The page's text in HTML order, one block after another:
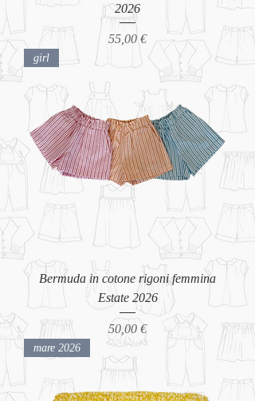
2026
Prezzo
55,00 €
girl
Bermuda in cotone rigoni femmina
Estate 2026
Prezzo
50,00 €
mare 2026